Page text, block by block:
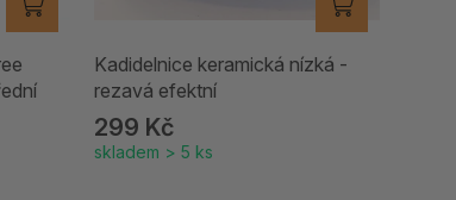
Kadidelnice keramická nízká -
rezavá efektní
299 Kč
skladem > 5 ks